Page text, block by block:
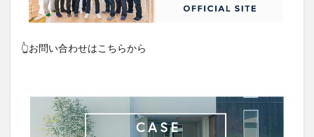
👆お問い合わせはこちらから